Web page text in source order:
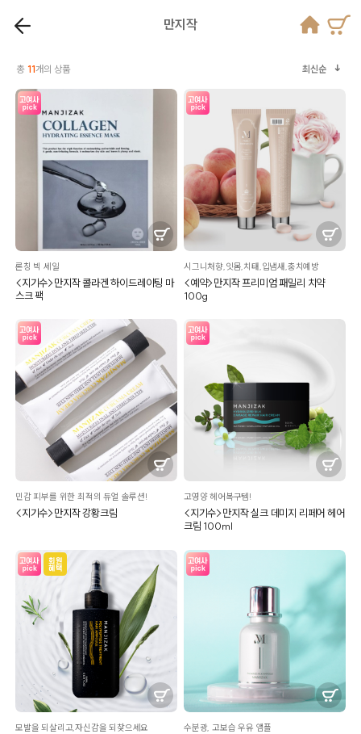
만지작
총 11개의 상품 최신순
론칭 빅 세일
<지기수>만지작 콜라겐 하이드레이팅 마
스크 팩
시그니처향,잇몸,치태,입냄새,충치예방
<예약>만지작 프리미엄 패밀리 치약
100g
민감 피부를 위한 최적의 듀얼 솔루션!
<지기수>만지작 강황크림
고영양 헤어복구템!
<지기수>만지작 실크 데미지 리페어 헤어
크림 100ml
모발을 되살리고,자신감을 되찾으세요 수분광, 고보습 우유 앰플